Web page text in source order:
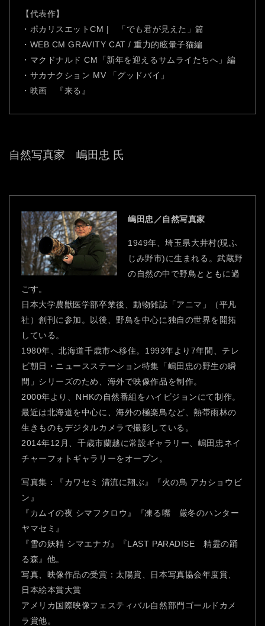
【代表作】
・ポカリスエットCM | 「でも君が見えた」篇
・WEB CM GRAVITY CAT / 重力的眩暈子猫編
・マクドナルド CM「新年を迎えるサムライたちへ」編
・サカナクション MV 「グッドバイ」
・映画 『来る』
自然写真家 嶋田忠 氏
嶋田忠／自然写真家
1949年、埼玉県大井村(現ふ
じみ野市)に生まれる。武蔵野
の自然の中で野鳥とともに過
ごす。
日本大学農獣医学部卒業後、動物雑誌「アニマ」（平凡
社）創刊に参加。以後、野鳥を中心に独自の世界を開拓
している。
1980年、北海道千歳市へ移住。1993年より7年間、テレ
ビ朝日・ニュースステーション特集「嶋田忠の野生の瞬
間」シリーズのため、海外で映像作品を制作。
2000年より、NHKの自然番組をハイビジョンにて制作。
最近は北海道を中心に、海外の極楽鳥など、熱帯雨林の
生きものもデジタルカメラで撮影している。
2014年12月、千歳市蘭越に常設ギャラリー、嶋田忠ネイ
チャーフォトギャラリーをオープン。
写真集：『カワセミ 清流に翔ぶ』『火の鳥 アカショウビ
ン』
『カムイの夜 シマフクロウ』『凍る嘴 厳冬のハンター
ヤマセミ』
『雪の妖精 シマエナガ』『LAST PARADISE 精霊の踊
る森』他。
写真、映像作品の受賞：太陽賞、日本写真協会年度賞、
日本絵本賞大賞
アメリカ国際映像フェスティバル自然部門ゴールドカメ
ラ賞他。